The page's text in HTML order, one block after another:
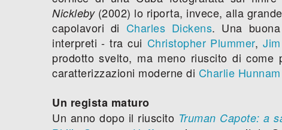
Nickleby(2002) lo riporta, invece, alla
capolavori di Charles Dickens. Una
interpreti - tra cui Christopher Plummer,
prodotto svelto, ma meno riuscito di
caratterizzazioni moderne di Charlie Hunnam
Un regista maturo
Un anno dopo il riuscito Truman Capote: a